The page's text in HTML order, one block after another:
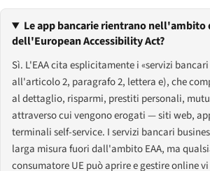
Le app bancarie rientrano nell'ambito
dell'European Accessibility Act?
Sì. L'EAA cita esplicitamente i «servizi
all'articolo 2, paragrafo 2, lettera e), che
al dettaglio, risparmi, prestiti personali,
attraverso cui vengono erogati — siti web,
terminali self-service. I servizi bancari
larga misura fuori dall'ambito EAA, ma
consumatore UE può aprire e gestire online